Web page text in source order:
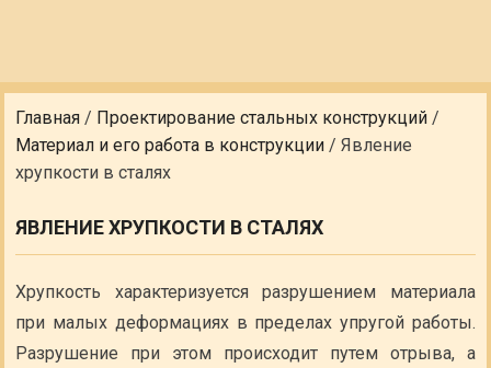
Главная / Проектирование стальных конструкций /
Материал и его работа в конструкции /Явление
хрупкости в сталях
ЯВЛЕНИЕ ХРУПКОСТИ В СТАЛЯХ
Хрупкость характеризуется разрушением материала
при малых деформациях в пределах упругой работы.
Разрушение при этом происходит путем отрыва, а